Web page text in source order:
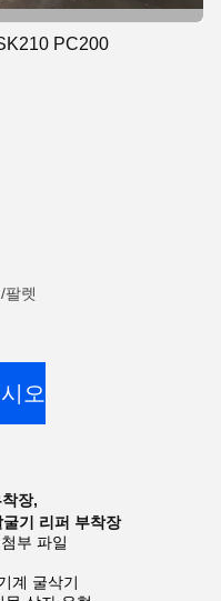
PC200
팔렛
오
장,
기 리퍼 부착장
부 파일
계 굴삭기